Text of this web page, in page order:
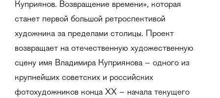
Куприянов. Возвращение времени», которая
станет первой большой ретроспективой
художника за пределами столицы. Проект
возвращает на отечественную художественную
сцену имя Владимира Куприянова – одного из
крупнейших советских и российских
фотохудожников конца ХХ – начала текущего